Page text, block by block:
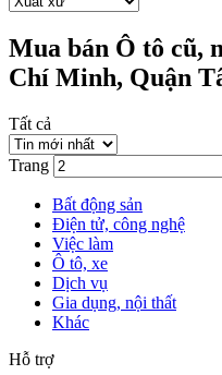
Mua bán Ô tô cũ,
Chí Minh, Quận
Tất cả
Trang
Bất động sản
Điện tử, công nghệ
Việc làm
Ô tô, xe
Dịch vụ
Gia dụng, nội thất
Khác
Hỗ trợ